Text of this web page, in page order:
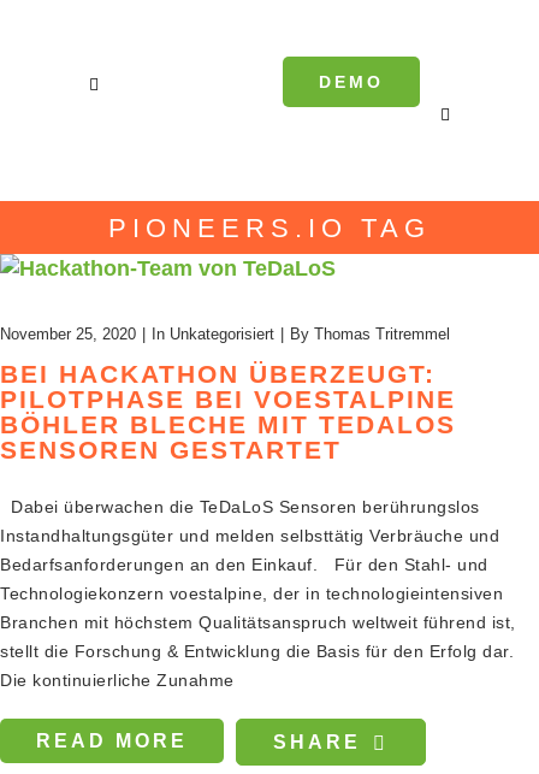
DEMO
PIONEERS.IO TAG
November 25, 2020 In Unkategorisiert By Thomas Tritremmel
BEI HACKATHON ÜBERZEUGT:
PILOTPHASE BEI VOESTALPINE
BÖHLER BLECHE MIT TEDALOS
SENSOREN GESTARTET
Dabei überwachen die TeDaLoS Sensoren berührungslos
Instandhaltungsgüter und melden selbsttätig Verbräuche und
Bedarfsanforderungen an den Einkauf. Für den Stahl- und
Technologiekonzern voestalpine, der in technologieintensiven
Branchen mit höchstem Qualitätsanspruch weltweit führend ist,
stellt die Forschung & Entwicklung die Basis für den Erfolg dar.
Die kontinuierliche Zunahme
READ MORE SHARE